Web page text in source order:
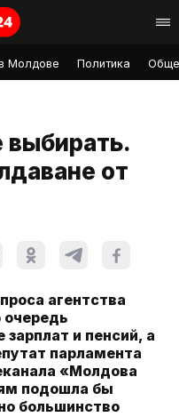
Молдове Политика
от
агентства
и пенсий, а
парламента
«Молдова
подошла бы
большинство